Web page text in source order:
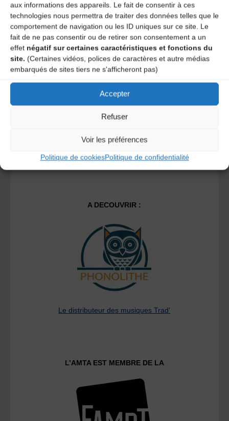
aux informations des appareils. Le fait de consentir à ces
technologies nous permettra de traiter des données telles que le
comportement de navigation ou les ID uniques sur ce site. Le
fait de ne pas consentir ou de retirer son consentement a un
effet négatif sur certaines caractéristiques et fonctions du
site. (Certaines vidéos, polices de caractères et autre médias
embarqués de sites tiers ne s'afficheront pas)
Accepter
Refuser
Voir les préférences
Politique de cookiesPolitique de confidentialité
Save my name, email, and site URL in my browser for next
time I post a comment.
savoir plus sur la façon dont les données de vos
commentaires sont traitées.
A DECOUVRIR :
Le distributeur des musiques Trad'
L’AMTA EST MEMBRE DE LA